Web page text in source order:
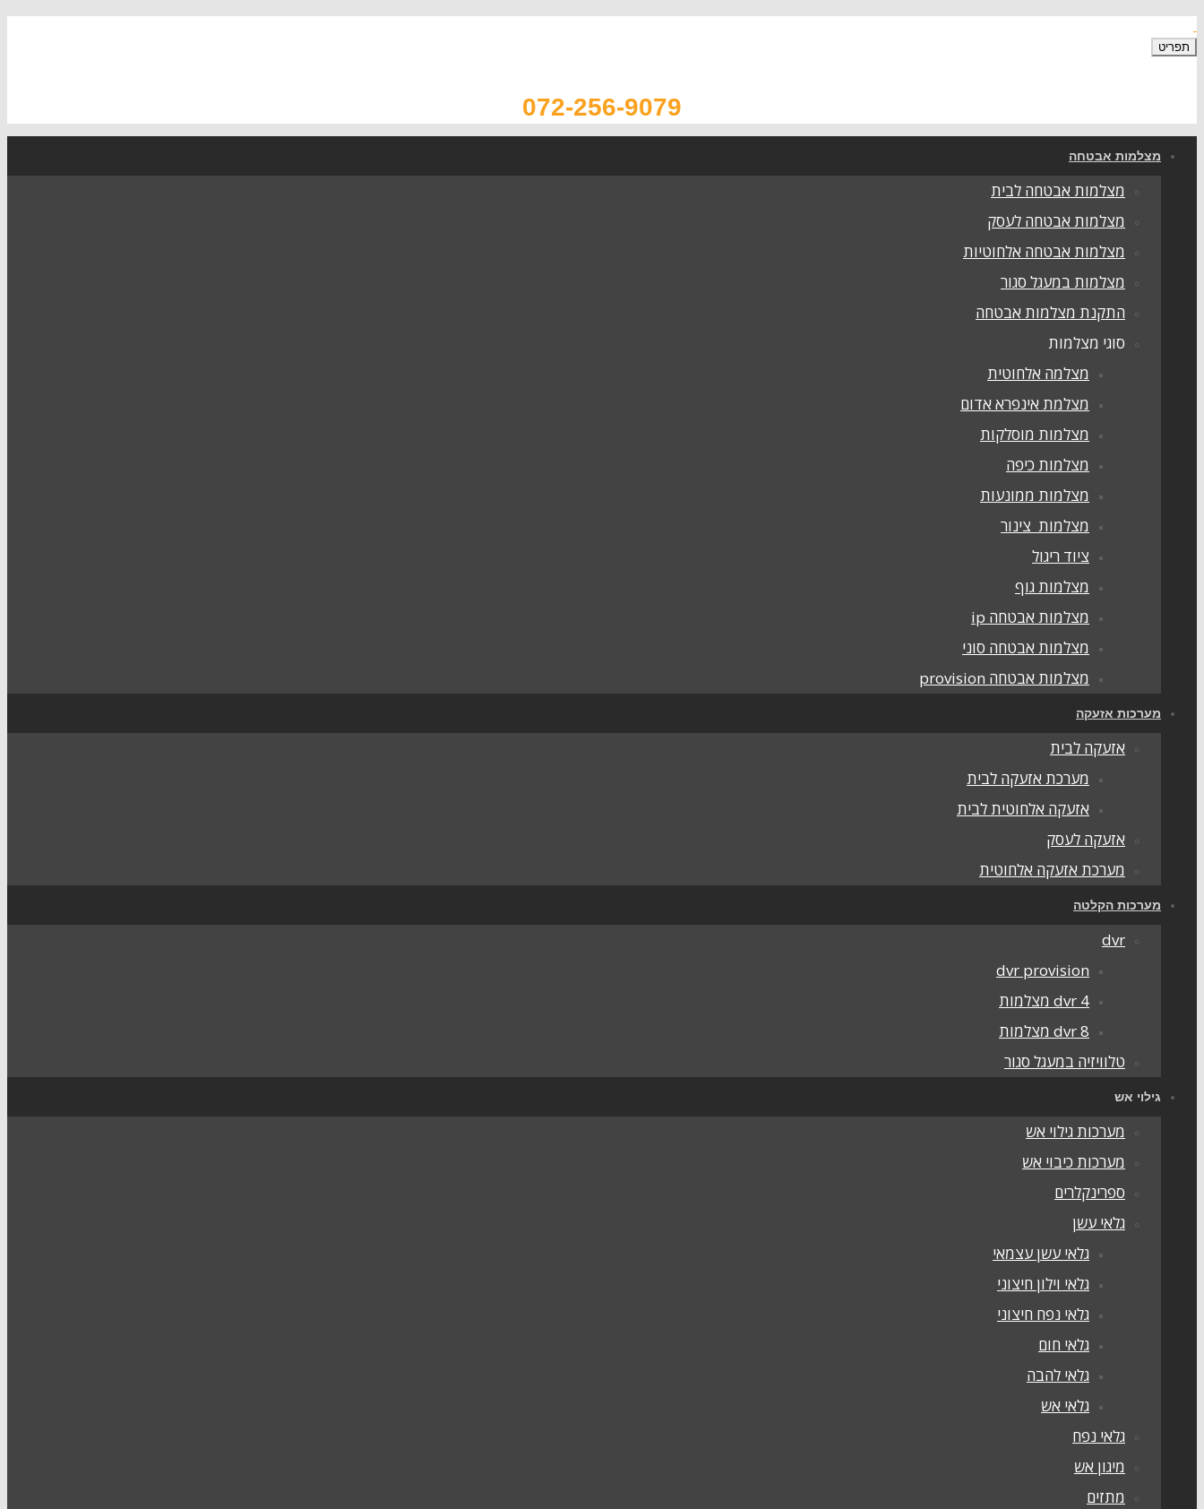
תפריט
072-256-9079
מצלמות אבטחה
מצלמות אבטחה לבית
מצלמות אבטחה לעסק
מצלמות אבטחה אלחוטיות
מצלמות במעגל סגור
התקנת מצלמות אבטחה
סוגי מצלמות
מצלמה אלחוטית
מצלמת אינפרא אדום
מצלמות מוסלקות
מצלמות כיפה
מצלמות ממונעות
מצלמות צינור
ציוד ריגול
מצלמות גוף
מצלמות אבטחה ip
מצלמות אבטחה סוני
מצלמות אבטחה provision
מערכות אזעקה
אזעקה לבית
מערכת אזעקה לבית
אזעקה אלחוטית לבית
אזעקה לעסק
מערכת אזעקה אלחוטית
מערכות הקלטה
dvr
dvr provision
dvr 4 מצלמות
dvr 8 מצלמות
טלוויזיה במעגל סגור
גילוי אש
מערכות גילוי אש
מערכות כיבוי אש
ספרינקלרים
גלאי עשן
גלאי עשן עצמאי
גלאי וילון חיצוני
גלאי נפח חיצוני
גלאי חום
גלאי להבה
גלאי אש
גלאי נפח
מיגון אש
מתזים